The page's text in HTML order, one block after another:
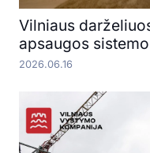
Vilniaus
apsaugos
2026.06.16